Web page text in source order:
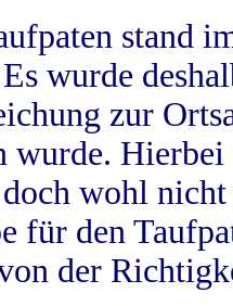
stand
wurde
zur
wurde.
wohl
für den
der